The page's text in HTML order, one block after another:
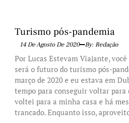
Turismo pós-pandemia
14 De Agosto De 2020 By: Redação
Por Lucas Estevam Viajante,
será o futuro do turismo pós-
março de 2020 e eu estava em
tempo para conseguir voltar para
voltei para a minha casa e há
trancado. Enquanto isso,